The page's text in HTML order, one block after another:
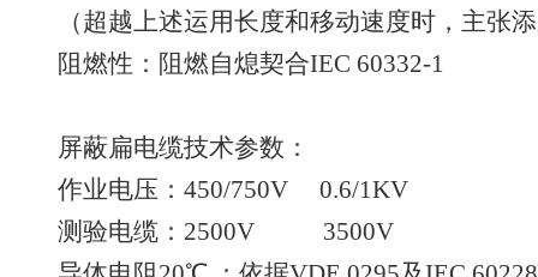
（超越上述运用长度和移动速度时，主张
阻燃性：阻燃自熄契合IEC 60332-1
屏蔽扁电缆技术参数：
作业电压：450/750V 0.6/1KV
测验电缆：2500V 3500V